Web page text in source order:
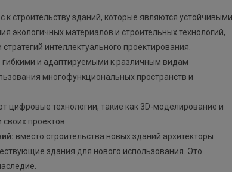
к строительству зданий, которые являются устойчивыми
экологичных материалов и строительных технологий,
интеллектуального проектирования.
и адаптируемыми к различным видам
многофункциональных пространств и
цифровые технологии, такие как 3D-моделирование и
проектов.
вместо строительства новых зданий архитекторы
здания для нового использования. Это